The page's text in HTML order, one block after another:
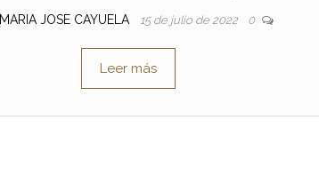
MARIA JOSE CAYUELA 15 de julio de 2022 0
Leer más